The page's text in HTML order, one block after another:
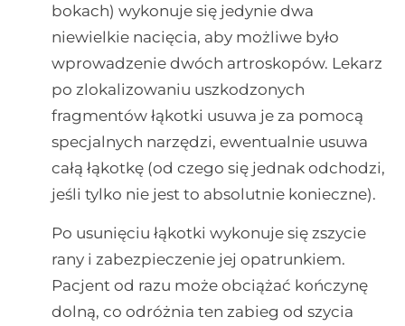
bokach) wykonuje się jedynie dwa
niewielkie nacięcia, aby możliwe było
wprowadzenie dwóch artroskopów. Lekarz
po zlokalizowaniu uszkodzonych
fragmentów łąkotki usuwa je za pomocą
specjalnych narzędzi, ewentualnie usuwa
całą łąkotkę (od czego się jednak odchodzi,
jeśli tylko nie jest to absolutnie konieczne).
Po usunięciu łąkotki wykonuje się zszycie
rany i zabezpieczenie jej opatrunkiem.
Pacjent od razu może obciążać kończynę
dolną, co odróżnia ten zabieg od szycia